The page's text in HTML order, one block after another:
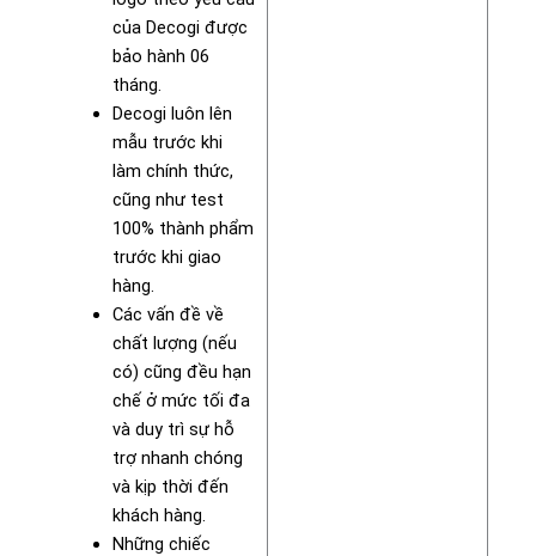
của Decogi được
bảo hành 06
tháng.
Decogi luôn lên
mẫu trước khi
làm chính thức,
cũng như test
100% thành phẩm
trước khi giao
hàng.
Các vấn đề về
chất lượng (nếu
có) cũng đều hạn
chế ở mức tối đa
và duy trì sự hỗ
trợ nhanh chóng
và kịp thời đến
khách hàng.
Những chiếc